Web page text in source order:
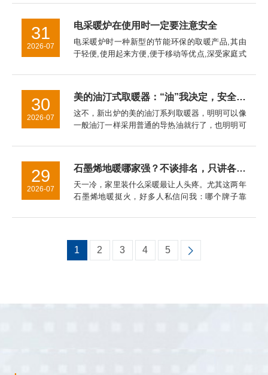
而使室内温度升高。二、冬天家用什么取暖器好
2、热式取暖器3、电热膜取...
电采暖炉在使用时一定要注意安全
电采暖炉时一种新型的节能环保的取暖产品,其由
于轻便,使用起来方便,便于移动等优点,深受家庭式
控制散热,使得环境稳定保持在一个恒定的范围内,
科学,合理技能环保...
31
2026-07
美的油汀式取暖器：“油”我决定，安全给你
这不，新出炉的美的油汀系列取暖器，明明可以像
一般油汀一样采用普通的导热油就行了，也明明可
坚决不干。在这一点上，美的油汀式取暖器对这种
不负责任的行为坚决说不！...
30
2026-07
石墨烯地暖哪家强？不谈排名，只讲各家真实特点，看完心里有数
天一冷，家里装什么采暖最让人头疼。尤其这两年
石墨烯地暖挺火，好多人私信问我：哪个牌子靠
深的是它自研的发热技术，不少装过的业主说，同
29
2026-07
1 2 3 4 5